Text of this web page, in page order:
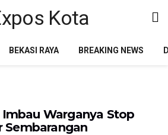
BEKASI RAYA BREAKING NEWS
Warganya Stop
Sembarangan